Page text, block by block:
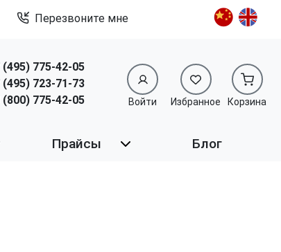
Перезвоните мне
(495) 775-42-05
(495) 723-71-73
(800) 775-42-05
Войти Избранное Корзина
Прайсы Блог